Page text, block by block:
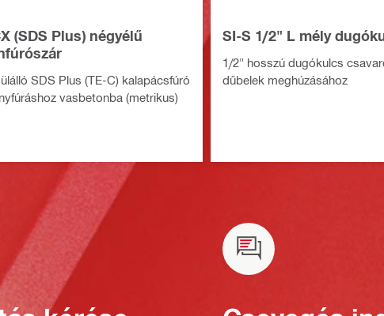
(SDS Plus) négyélű
SDS Plus (TE-C) kalapácsfúró
vasbetonba (metrikus)
SI-S 1/2" L mély
1/2" hosszú dugókulcs
dűbelek meghúzásához